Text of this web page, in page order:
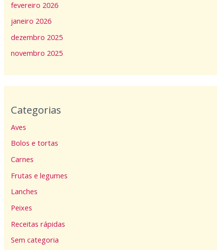
fevereiro 2026
janeiro 2026
dezembro 2025
novembro 2025
Categorias
Aves
Bolos e tortas
Carnes
Frutas e legumes
Lanches
Peixes
Receitas rápidas
Sem categoria